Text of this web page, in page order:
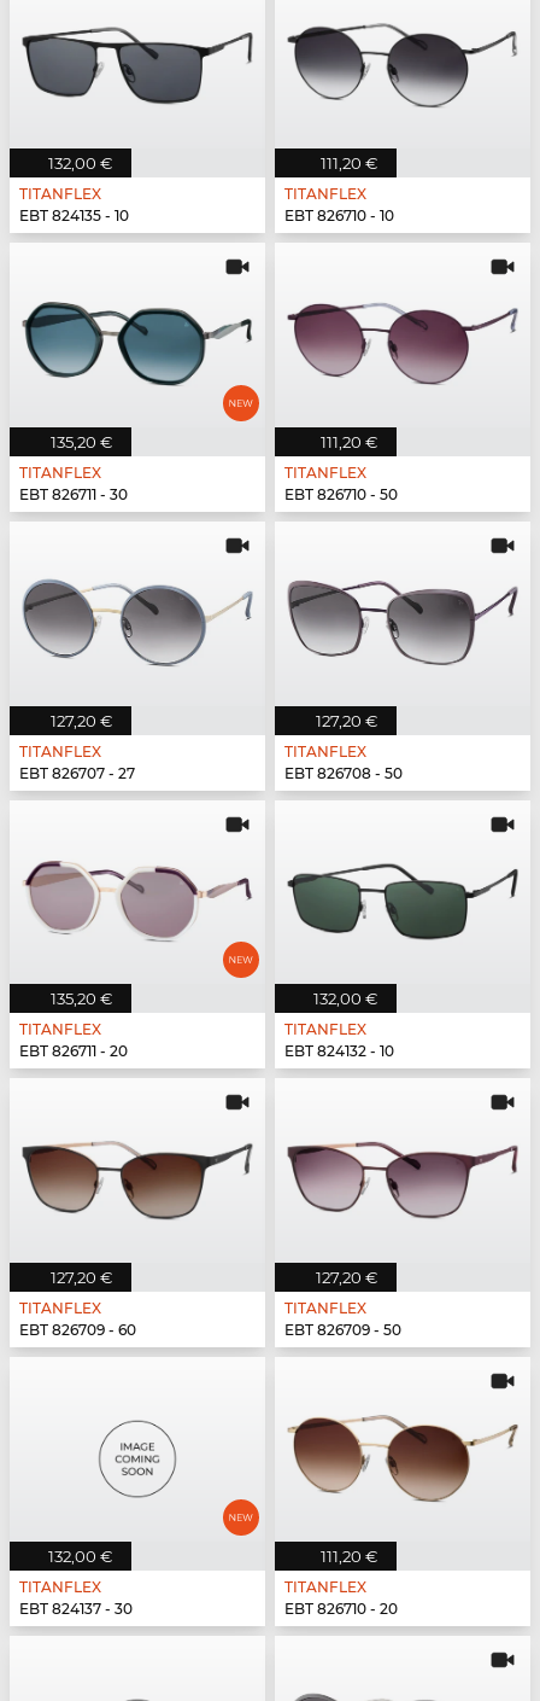
132,00 €
TITANFLEX
EBT 824135 - 10
111,20 €
TITANFLEX
EBT 826710 - 10
135,20 €
TITANFLEX
EBT 826711 - 30
111,20 €
TITANFLEX
EBT 826710 - 50
127,20 €
TITANFLEX
EBT 826707 - 27
127,20 €
TITANFLEX
EBT 826708 - 50
135,20 €
TITANFLEX
EBT 826711 - 20
132,00 €
TITANFLEX
EBT 824132 - 10
127,20 €
TITANFLEX
EBT 826709 - 60
127,20 €
TITANFLEX
EBT 826709 - 50
132,00 €
TITANFLEX
EBT 824137 - 30
111,20 €
TITANFLEX
EBT 826710 - 20